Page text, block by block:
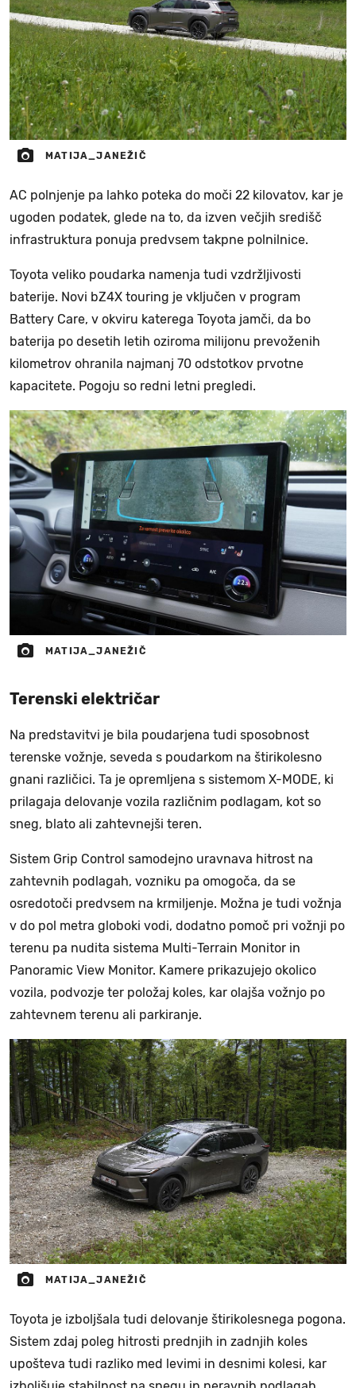
MATIJA_JANEŽIČ
AC polnjenje pa lahko poteka do moči 22 kilovatov, kar je
ugoden podatek, glede na to, da izven večjih središč
infrastruktura ponuja predvsem takpne polnilnice.
Toyota veliko poudarka namenja tudi vzdržljivosti
baterije. Novi bZ4X touring je vključen v program
Battery Care, v okviru katerega Toyota jamči, da bo
baterija po desetih letih oziroma milijonu prevoženih
kilometrov ohranila najmanj 70 odstotkov prvotne
kapacitete. Pogoju so redni letni pregledi.
MATIJA_JANEŽIČ
Terenski električar
Na predstavitvi je bila poudarjena tudi sposobnost
terenske vožnje, seveda s poudarkom na štirikolesno
gnani različici. Ta je opremljena s sistemom X-MODE, ki
prilagaja delovanje vozila različnim podlagam, kot so
sneg, blato ali zahtevnejši teren.
Sistem Grip Control samodejno uravnava hitrost na
zahtevnih podlagah, vozniku pa omogoča, da se
osredotoči predvsem na krmiljenje. Možna je tudi vožnja
v do pol metra globoki vodi, dodatno pomoč pri vožnji po
terenu pa nudita sistema Multi-Terrain Monitor in
Panoramic View Monitor. Kamere prikazujejo okolico
vozila, podvozje ter položaj koles, kar olajša vožnjo po
zahtevnem terenu ali parkiranje.
MATIJA_JANEŽIČ
Toyota je izboljšala tudi delovanje štirikolesnega pogona.
Sistem zdaj poleg hitrosti prednjih in zadnjih koles
upošteva tudi razliko med levimi in desnimi kolesi, kar